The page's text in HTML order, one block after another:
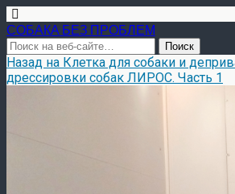
СОБАКА БЕЗ ПРОБЛЕМ
Назад на Клетка для собаки и
дрессировки собак ЛИРОС. Часть 1